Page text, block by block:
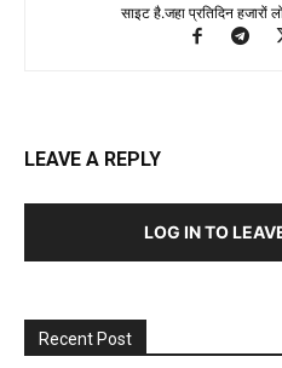
साइट है.जहा प्रतिदिन हजारों
LEAVE A REPLY
LOG IN TO
Recent Post